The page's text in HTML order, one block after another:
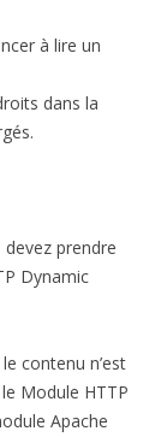
à lire un
dans la
prendre
Dynamic
contenu n’est
Module HTTP
Apache